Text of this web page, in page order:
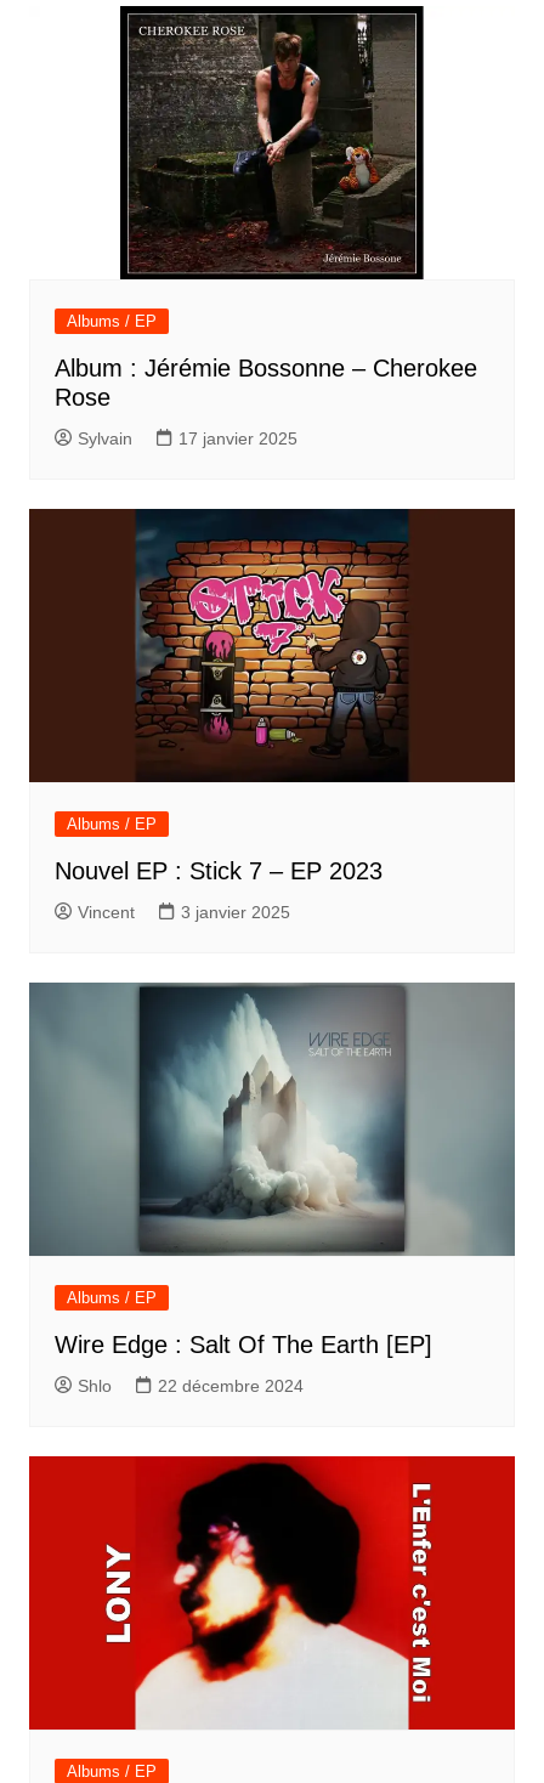
Albums / EP
Album : Jérémie Bossonne – Cherokee
Rose
Sylvain 17 janvier 2025
Albums / EP
Nouvel EP : Stick 7 – EP 2023
Vincent 3 janvier 2025
Albums / EP
Wire Edge : Salt Of The Earth [EP]
Shlo 22 décembre 2024
Albums / EP